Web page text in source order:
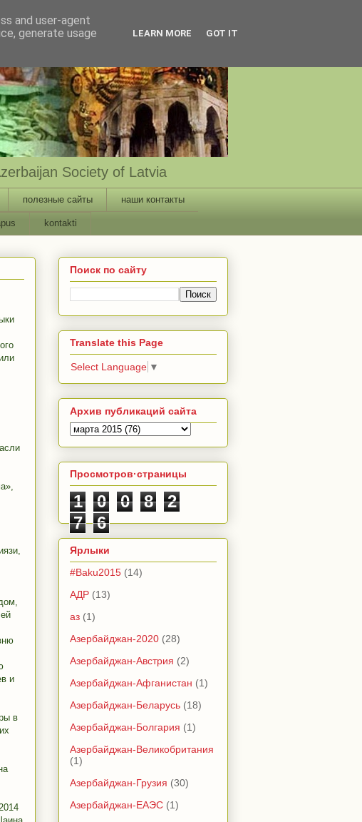
Society of Latvia
полезные сайты наши контакты
kontakti
и
в
Поиск по сайту
Translate this Page
Select Language ▼
Архив публикаций сайта
Просмотров·страницы
1 0 0 8
2
7
6
Ярлыки
#Baku2015 (14)
АДР (13)
аз (1)
Азербайджан-2020 (28)
Азербайджан-Австрия (2)
Азербайджан-Афганистан (1)
Азербайджан-Беларусь (18)
Азербайджан-Болгария (1)
Азербайджан-Великобритания
(1)
Азербайджан-Грузия (30)
Азербайджан-ЕАЭС (1)
and user-agent
generate usage
LEARN MORE GOT IT